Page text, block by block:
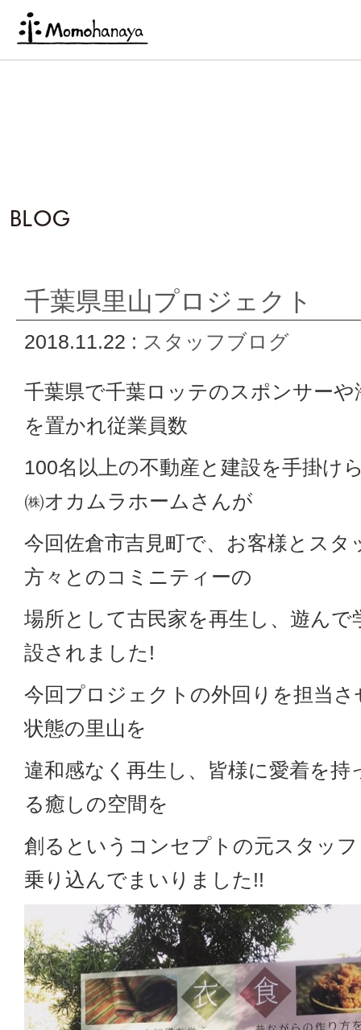
千葉県里山プロジェクト
2018.11.22 : スタッフブログ
千葉県で千葉ロッテのスポンサーや
を置かれ従業員数
100名以上の不動産と建設を手掛け
㈱オカムラホームさんが
今回佐倉市吉見町で、お客様とスタ
方々とのコミニティーの
場所として古民家を再生し、遊んで
設されました!
今回プロジェクトの外回りを担当
状態の里山を
違和感なく再生し、皆様に愛着を持
る癒しの空間を
創るというコンセプトの元スタッ
乗り込んでまいりました!!